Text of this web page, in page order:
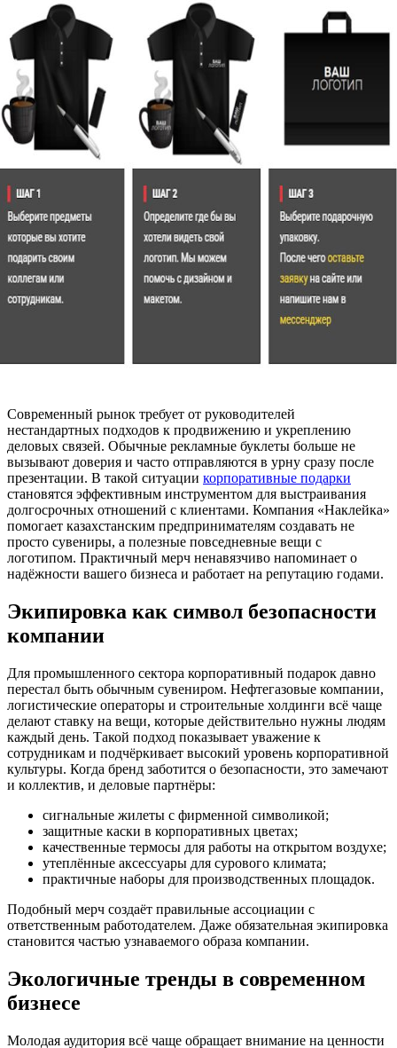
Современный рынок требует от руководителей
нестандартных подходов к продвижению и укреплению
деловых связей. Обычные рекламные буклеты больше не
вызывают доверия и часто отправляются в урну сразу после
презентации. В такой ситуации корпоративные подарки
становятся эффективным инструментом для выстраивания
долгосрочных отношений с клиентами. Компания «Наклейка»
помогает казахстанским предпринимателям создавать не
просто сувениры, а полезные повседневные вещи с
логотипом. Практичный мерч ненавязчиво напоминает о
надёжности вашего бизнеса и работает на репутацию годами.
Экипировка как символ безопасности
компании
Для промышленного сектора корпоративный подарок давно
перестал быть обычным сувениром. Нефтегазовые компании,
логистические операторы и строительные холдинги всё чаще
делают ставку на вещи, которые действительно нужны людям
каждый день. Такой подход показывает уважение к
сотрудникам и подчёркивает высокий уровень корпоративной
культуры. Когда бренд заботится о безопасности, это замечают
и коллектив, и деловые партнёры:
сигнальные жилеты с фирменной символикой;
защитные каски в корпоративных цветах;
качественные термосы для работы на открытом воздухе;
утеплённые аксессуары для сурового климата;
практичные наборы для производственных площадок.
Подобный мерч создаёт правильные ассоциации с
ответственным работодателем. Даже обязательная экипировка
становится частью узнаваемого образа компании.
Экологичные тренды в современном
бизнесе
Молодая аудитория всё чаще обращает внимание на ценности